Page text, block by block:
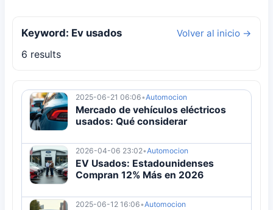
Keyword: Ev usados Volver al inicio →
6 results
2025-06-21 06:06•Automocion
Mercado de vehículos eléctricos
usados: Qué considerar
2026-04-06 23:02•Automocion
EV Usados: Estadounidenses
Compran 12% Más en 2026
2025-06-12 16:06•Automocion